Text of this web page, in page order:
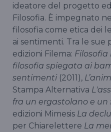
ideatore del progetto
Filosofia. È impegnato
filosofia come etica dei
ai sentimenti. Tra le sue
edizioni Filema: Filosofia
filosofia spiegata ai
sentimenti (2011),
Stampa Alternativa
fra un ergastolano e un
edizioni Mimesis La
per Chiarelettere La